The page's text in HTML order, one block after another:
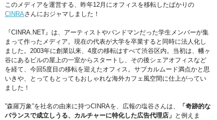
このメディアを運営する、昨年12月にオフィスを移転したばかりの
CINRAさんにおジャマしました！
『CINRA.NET』は、アーティストやバンドマンだった学生メンバーが集
まって作ったメディア。現在の代表が大学を卒業すると同時に法人化し
ました。2003年に創業以来、4度の移転はすべて渋谷区内。当初は、幡ヶ
谷にあるビルの屋上の一室からスタートし、その後シェアオフィスなど
を経て、今回5度目の移転を迎えたオフィス。サブカルムード満点かと思
いきや、とってもとってもおしゃれな海外カフェ風空間に仕上がってい
ました！
”森羅万象”を社名の由来に持つCINRAを、広報の塩谷さんは、
「奇跡的な
バランスで成立しうる、カルチャーに特化した広告代理店」 と例えま